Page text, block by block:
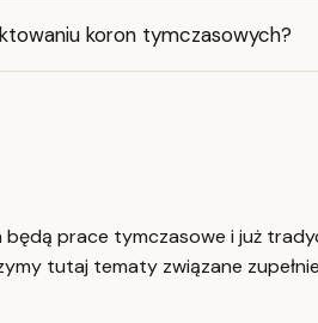
koron tymczasowych?
będą prace tymczasowe i już
tutaj tematy związane zupełnie